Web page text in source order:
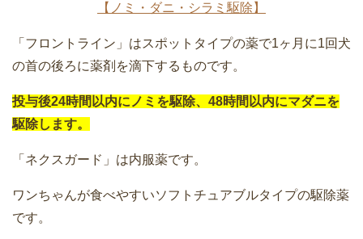
【ノミ・ダニ・シラミ駆除】
「フロントライン」はスポットタイプの薬で1ヶ月に1回犬
の首の後ろに薬剤を滴下するものです。
投与後24時間以内にノミを駆除、48時間以内にマダニを
駆除します。
「ネクスガード」は内服薬です。
ワンちゃんが食べやすいソフトチュアブルタイプの駆除薬
です。